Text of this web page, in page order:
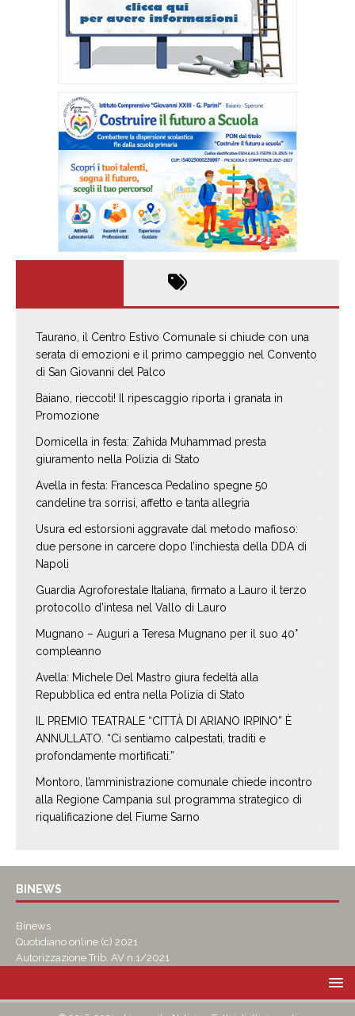
Taurano, il Centro Estivo Comunale si chiude con una
serata di emozioni e il primo campeggio nel Convento
di San Giovanni del Palco
Baiano, rieccoti! Il ripescaggio riporta i granata in
Promozione
Domicella in festa: Zahida Muhammad presta
giuramento nella Polizia di Stato
Avella in festa: Francesca Pedalino spegne 50
candeline tra sorrisi, affetto e tanta allegria
Usura ed estorsioni aggravate dal metodo mafioso:
due persone in carcere dopo l’inchiesta della DDA di
Napoli
Guardia Agroforestale Italiana, firmato a Lauro il terzo
protocollo d’intesa nel Vallo di Lauro
Mugnano – Auguri a Teresa Mugnano per il suo 40°
compleanno
Avella: Michele Del Mastro giura fedeltà alla
Repubblica ed entra nella Polizia di Stato
IL PREMIO TEATRALE “CITTÀ DI ARIANO IRPINO” È
ANNULLATO. “Ci sentiamo calpestati, traditi e
profondamente mortificati.”
Montoro, l’amministrazione comunale chiede incontro
alla Regione Campania sul programma strategico di
riqualificazione del Fiume Sarno
BINEWS
Binews
Quotidiano online (c) 2021
Autorizzazione Trib. AV n.1/2021